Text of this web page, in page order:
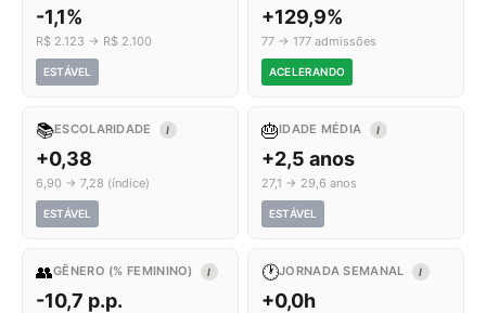
-1,1%
R$ 2.123 → R$ 2.100
ESTÁVEL
+129,9%
77 → 177 admissões
ACELERANDO
📚ESCOLARIDADE I
+0,38
6,90 → 7,28 (índice)
ESTÁVEL
🎂IDADE MÉDIA I
+2,5 anos
27,1 → 29,6 anos
ESTÁVEL
👥GÊNERO (% FEMININO) I
-10,7 p.p.
🕐JORNADA SEMANAL I
+0,0h